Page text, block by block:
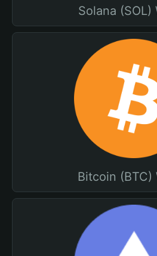
Solana (SOL)
Bitcoin (BTC)